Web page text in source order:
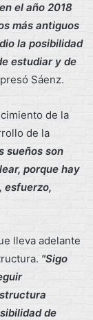
el año 2018
más antiguos
la posibilidad
estudiar y de
Sáenz.
de la
de la
sueños son
porque hay
esfuerzo,
lleva adelante
"Sigo
de